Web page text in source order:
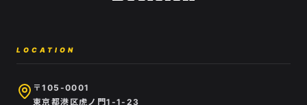
LOCATION
〒105-0001
東京都港区虎ノ門1-1-23